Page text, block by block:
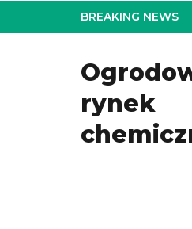
to
BREAKING NEWS
rynek